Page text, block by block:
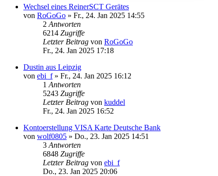
Wechsel eines ReinerSCT Gerätes
von RoGoGo » Fr., 24. Jan 2025 14:55
2 Antworten
6214 Zugriffe
Letzter Beitrag von RoGoGo
Fr., 24. Jan 2025 17:18
Dustin aus Leipzig
von ebi_f» Fr., 24. Jan 2025 16:12
1 Antworten
5243 Zugriffe
Letzter Beitrag von kuddel
Fr., 24. Jan 2025 16:52
Kontoerstellung VISA Karte Deutsche Bank
von wolf0805 » Do., 23. Jan 2025 14:51
3 Antworten
6848 Zugriffe
Letzter Beitrag von ebi_f
Do., 23. Jan 2025 20:06